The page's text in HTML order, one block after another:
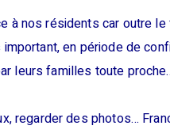
à nos résidents car outre
en période de
leurs familles toute proche..
regarder des photos…